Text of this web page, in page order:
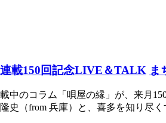
載150回記念LIVE＆TALK ま
中のコラム「唄屋の縁」が、来月
史（from 兵庫）と、喜多を知り尽